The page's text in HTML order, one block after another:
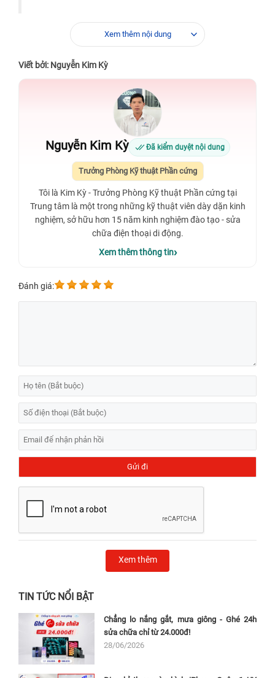
Xem thêm nội dung
Viết bởi: Nguyễn Kim Kỳ
Nguyễn Kim Kỳ Đã kiểm duyệt nội dung
Trưởng Phòng Kỹ thuật Phần cứng
Tôi là Kim Kỳ - Trưởng Phòng Kỹ thuật Phần cứng tại
Trung tâm là một trong những kỹ thuật viên dày dặn kinh
nghiệm, sở hữu hơn 15 năm kinh nghiệm đào tạo - sửa
chữa điện thoại di động.
Xem thêm thông tin
Đánh giá:
Xem thêm
TIN TỨC NỔI BẬT
Chẳng lo nắng gắt, mưa giông - Ghé 24h
sửa chữa chỉ từ 24.000đ!
28/06/2026